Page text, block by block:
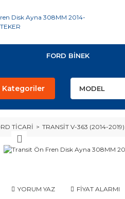
FORD BİNEK
Kategoriler
TİCARİ TRANSİT V-363 (2014-2019)
YORUM YAZ FİYAT ALARMI